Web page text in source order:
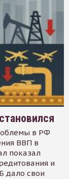
в РФ
ВВП в
показал
и
дало свои